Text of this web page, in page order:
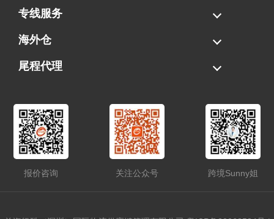
海运拼柜
海运整柜
美国海卡
加拿大海运
专线服务
FBA专线直送
超大件专线
AWD专线
电池专线
海外仓
一件代发
FBA中转
贴标换标
拆柜/存储
尾程代理
报价咨询 关注公众号 跨境Sunny姐